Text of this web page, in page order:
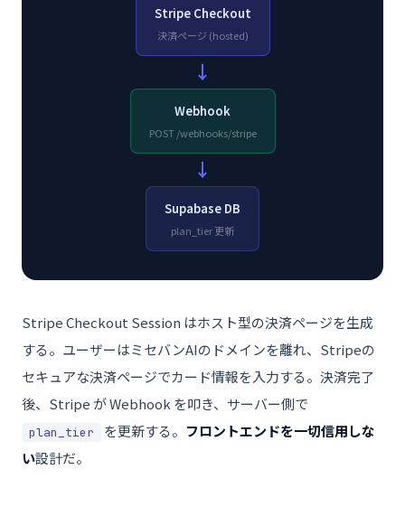
Stripe Checkout
決済ページ (hosted)
→
Webhook
POST /webhooks/stripe
→
Supabase DB
plan_tier 更新
Stripe Checkout Session はホスト型の決済ページを生成
する。ユーザーはミセバンAIのドメインを離れ、Stripeの
セキュアな決済ページでカード情報を入力する。決済完了
後、Stripe が Webhook を叩き、サーバー側で
plan_tier を更新する。 フロントエンドを一切信用しな
い設計だ。